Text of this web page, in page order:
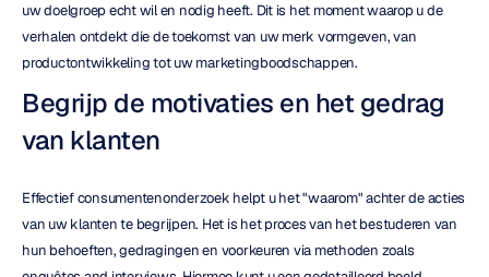
uw doelgroep echt wil en nodig heeft. Dit is het moment waarop u de
verhalen ontdekt die de toekomst van uw merk vormgeven, van
productontwikkeling tot uw marketingboodschappen.
Begrijp de motivaties en het gedrag
van klanten
Effectief consumentenonderzoek helpt u het "waarom" achter de acties
van uw klanten te begrijpen. Het is het proces van het bestuderen van
hun behoeften, gedragingen en voorkeuren via methoden zoals